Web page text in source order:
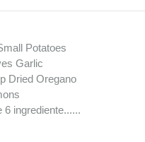
Potatoes
Garlic
Dried Oregano
6 ingrediente......